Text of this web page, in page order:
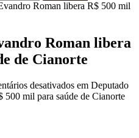
Roman libera R$ 500 mil
Roman libera
de Cianorte
desativados em Deputado
mil para saúde de Cianorte